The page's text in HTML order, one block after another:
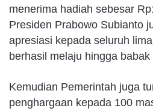
menerima hadiah sebesar
Presiden Prabowo Subianto
apresiasi kepada seluruh
berhasil melaju hingga babak
Kemudian Pemerintah juga
penghargaan kepada 100